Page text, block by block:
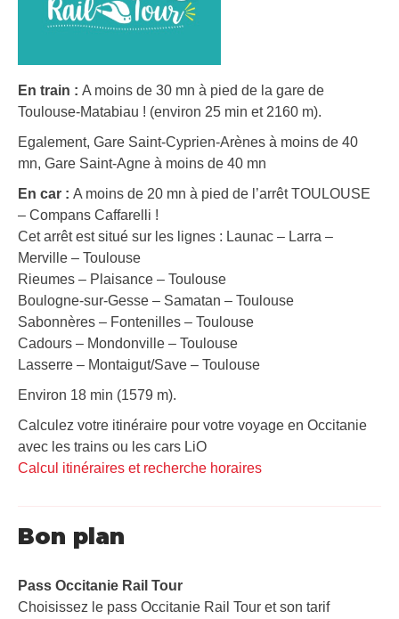
En train : A moins de 30 mn à pied de la gare de
Toulouse-Matabiau ! (environ 25 min et 2160 m).
Egalement, Gare Saint-Cyprien-Arènes à moins de 40
mn, Gare Saint-Agne à moins de 40 mn
En car : A moins de 20 mn à pied de l’arrêt TOULOUSE
– Compans Caffarelli !
Cet arrêt est situé sur les lignes : Launac – Larra –
Merville – Toulouse
Rieumes – Plaisance – Toulouse
Boulogne-sur-Gesse – Samatan – Toulouse
Sabonnères – Fontenilles – Toulouse
Cadours – Mondonville – Toulouse
Lasserre – Montaigut/Save – Toulouse
Environ 18 min (1579 m).
Calculez votre itinéraire pour votre voyage en Occitanie
avec les trains ou les cars LiO
Calcul itinéraires et recherche horaires
Bon plan
Pass Occitanie Rail Tour​
Choisissez le pass Occitanie Rail Tour et son tarif